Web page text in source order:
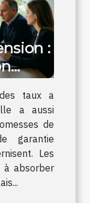
:
taux a
a aussi
de
garantie
Les
à absorber